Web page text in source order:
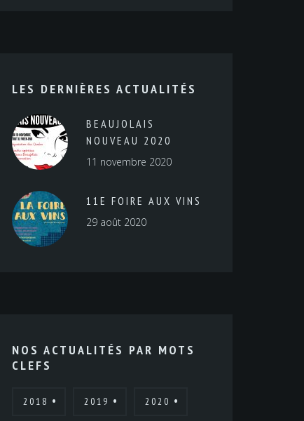
LES DERNIÈRES ACTUALITÉS
BEAUJOLAIS
NOUVEAU 2020
11 novembre 2020
11E FOIRE AUX VINS
29 août 2020
NOS ACTUALITÉS PAR MOTS
CLEFS
2018 2019 2020